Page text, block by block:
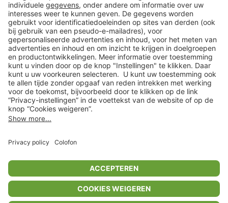
Klantenservice
Shop
Acties
limango.de limango.pl